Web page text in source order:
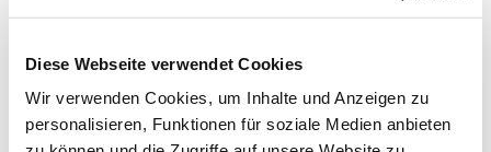
Diese Webseite verwendet Cookies
Wir verwenden Cookies, um Inhalte und Anzeigen zu
personalisieren, Funktionen für soziale Medien anbieten